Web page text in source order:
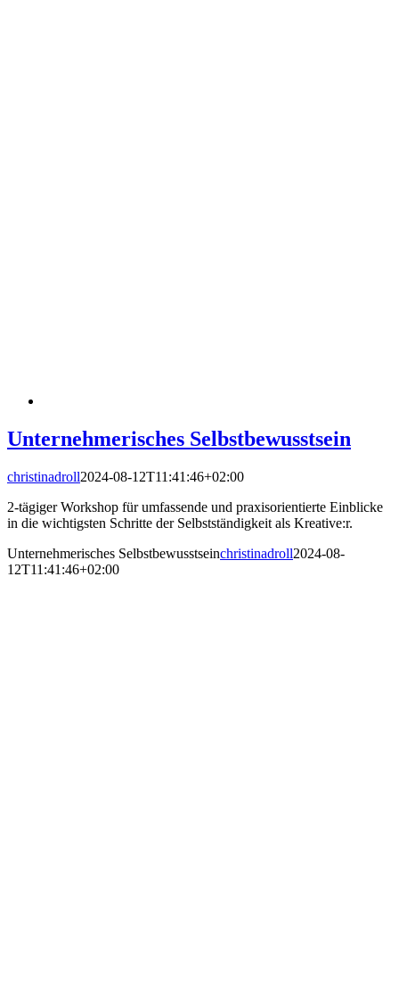
Unternehmerisches Selbstbewusstsein
christinadroll2024-08-12T11:41:46+02:00
2-tägiger Workshop für umfassende und praxisorientierte Einblicke
in die wichtigsten Schritte der Selbstständigkeit als Kreative:r.
Unternehmerisches Selbstbewusstseinchristinadroll2024-08-
12T11:41:46+02:00